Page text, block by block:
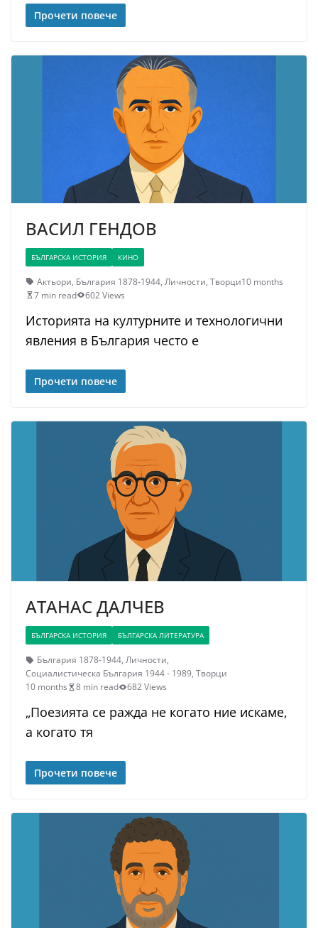
Прочети повече
ВАСИЛ ГЕНДОВ
БЪЛГАРСКА ИСТОРИЯ КИНО
Актьори, България 1878-1944, Личности, Творци10 months
7 min read
602 Views
Историята на културните и технологични
явления в България често е
Прочети повече
АТАНАС ДАЛЧЕВ
БЪЛГАРСКА ИСТОРИЯ БЪЛГАРСКА ЛИТЕРАТУРА
България 1878-1944, Личности,
Социалистическа България 1944 - 1989, Творци
10 months
8 min read 682 Views
„Поезията се ражда не когато ние искаме,
а когато тя
Прочети повече